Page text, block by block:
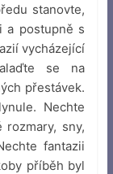
stanovte,
a postupně s
vycházející
se na
přestávek.
Nechte
sny,
fantazii
příběh byl